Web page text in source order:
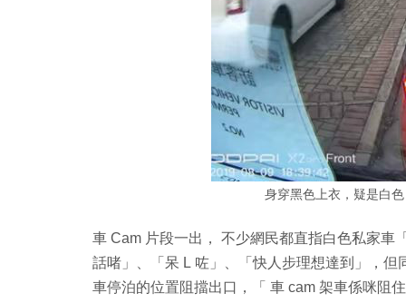
身穿黑色上衣，疑是白
車 Cam 片段一出， 不少網民都直指白色私家車
話啫」、「呆 L 咗」、「快人步理想達到」，
車停泊的位置阻擋出口，「 車 cam 架車係咪阻